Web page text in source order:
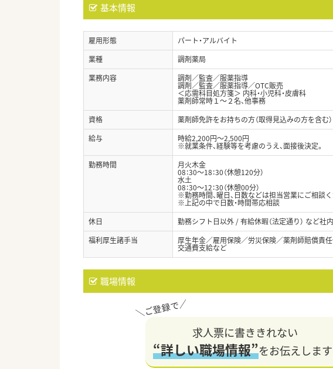
基本情報
雇用形態
パート・アルバイト
業種
調剤薬局
業務内容
調剤／監査／服薬指導
調剤／監査／服薬指導／OTC販売
＜応需科目処方箋＞ 内科・小児科・皮膚科
薬剤師常時１～２名、他事務
資格
薬剤師免許をお持ちの方（取得見込みの方を含む）
給与
時給2,200円～2,500円
※就業条件、経験等を考慮のうえ、面接後決定。
勤務時間
月火木金
08：30～18：30（休憩120分）
水土
08：30～12：30（休憩00分）
※勤務時間、曜日、日数などは担当営業にご相談く
※上記の中で日数・時間帯応相談
休日
勤務シフト日以外 / 有給休暇（法定通り） など社
福利厚生諸手当
厚生年金／雇用保険／労災保険／薬剤師賠償責
交通費支給など
職場情報
求人票に書ききれない
“詳しい職場情報”をお伝えします